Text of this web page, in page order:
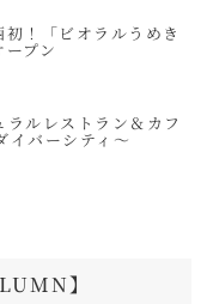
！「ビオラルうめき
プン
ルレストラン＆カフ
イバーシティ～
】